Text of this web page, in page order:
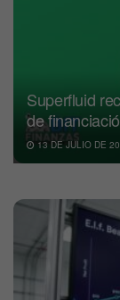
Superfluid
de
13 DE JULIO DE